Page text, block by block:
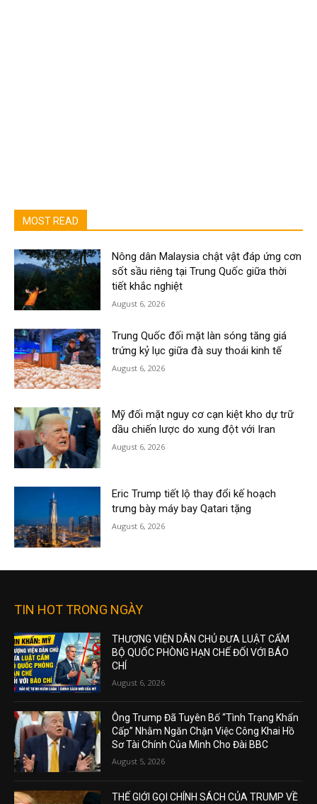
MOST READ
Nông dân Malaysia chật vật đáp ứng cơn
sốt sầu riêng tại Trung Quốc giữa thời
tiết khắc nghiệt
August 6, 2026
Trung Quốc đối mặt làn sóng tăng giá
trứng kỷ lục giữa đà suy thoái kinh tế
August 6, 2026
Mỹ đối mặt nguy cơ cạn kiệt kho dự trữ
dầu chiến lược do xung đột với Iran
August 6, 2026
Eric Trump tiết lộ thay đổi kế hoạch
trưng bày máy bay Qatari tặng
August 6, 2026
TIN HOT TRONG NGÀY
THƯỢNG VIỆN DÂN CHỦ ĐƯA LUẬT CẤM
BỘ QUỐC PHÒNG HẠN CHẾ ĐỐI VỚI BÁO
CHÍ
August 6, 2026
Ông Trump Đã Tuyên Bố “Tình Trạng Khẩn
Cấp” Nhằm Ngăn Chặn Việc Công Khai Hồ
Sơ Tài Chính Của Mình Cho Đài BBC
August 5, 2026
THẾ GIỚI GỌI CHÍNH SÁCH CỦA TRUMP VỀ